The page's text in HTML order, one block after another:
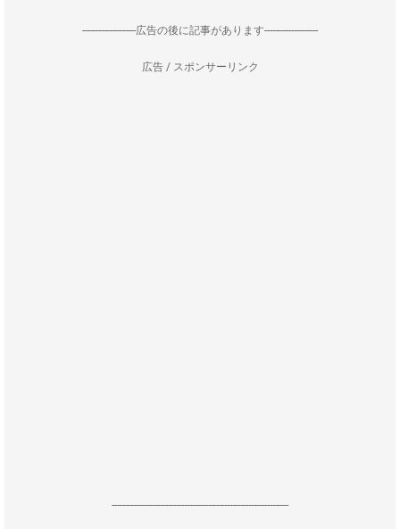
--------------------広告の後に記事があります--------------------
広告 / スポンサーリンク
------------------------------------------------------------------